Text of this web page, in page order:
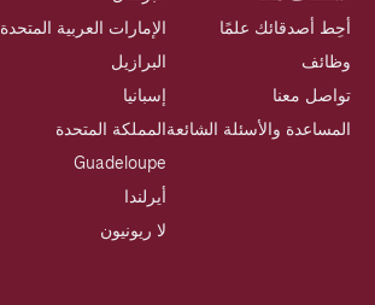
أحِط أصدقائك علمًا
وظائف
تواصل معنا
المساعدة والأسئلة الشائعة
الإمارات العربية المتحدة
البرازيل
إسبانيا
المملكة المتحدة
Guadeloupe
أيرلندا
لا ريونيون